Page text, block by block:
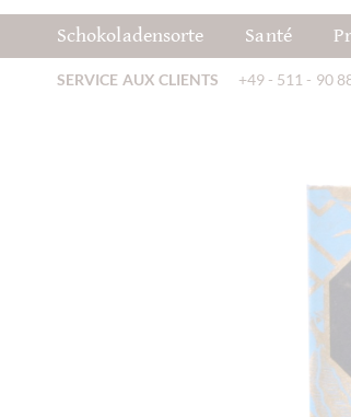
Schokoladensorte Santé
SERVICE AUX CLIENTS +49 - 511 - 90